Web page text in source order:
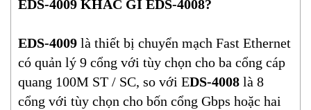
EDS-4009 KHÁC GÌ EDS-4008?
EDS-4009 là thiết bị chuyển mạch Fast Ethernet
có quản lý 9 cổng với tùy chọn cho ba cổng cáp
quang 100M ST / SC, so với EDS-4008 là 8
cổng với tùy chọn cho bốn cổng Gbps hoặc hai